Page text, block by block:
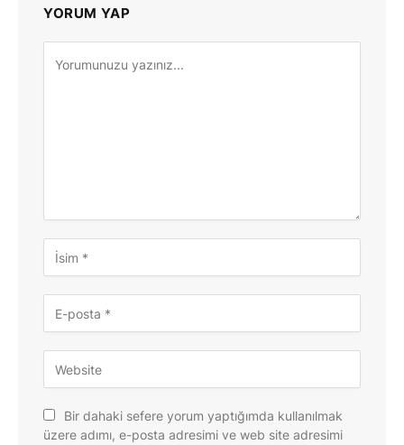
YORUM YAP
Bir dahaki sefere yorum yaptığımda kullanılmak
üzere adımı, e-posta adresimi ve web site adresimi